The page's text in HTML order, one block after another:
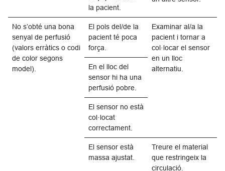
la pacient.
No s’obté una bona
senyal de perfusió
(valors erràtics o codi
de color segons
model).
El pols del/de la
pacient té poca
força.
Examinar al/a la
pacient i tornar a
col·locar el sensor
en un lloc
alternatiu.
En el lloc del
sensor hi ha una
perfusió pobre.
El sensor no està
col·locat
correctament.
El sensor està
massa ajustat.
Treure el material
que restringeix la
circulació.